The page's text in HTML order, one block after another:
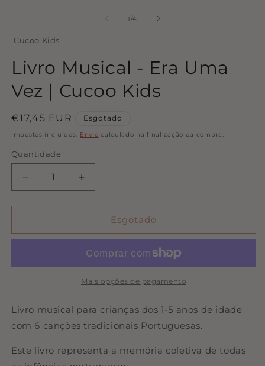
modal
1/de
4
Cucoo Kids
Livro Musical - Era Uma
Vez | Cucoo Kids
Preço
normal
€17,45 EUR Esgotado
Impostos incluídos. Envio calculado na finalização da compra.
Quantidade
Quantidade
Diminuir
a
quantidade
Livro
Era
|
Kids
Aumentar
a
quantidade
Livro
Era
Uma
|
Kids
Esgotado
Mais opções de pagamento
Livro musical para crianças dos 1-5 anos de idade
com 6 canções tradicionais Portuguesas.
Este livro representa a memória coletiva de todas